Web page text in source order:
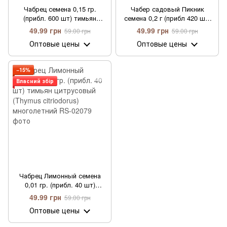
Чабрец семена 0,15 гр.
(прибл. 600 шт) тимьян
садовый обыкновенный
(Thymus vulgaris)
49.99 грн 59.00 грн
Оптовые цены
Чабер садовый Пикник
семена 0,2 г (прибл 420 шт)
(Satureja hortensis)
49.99 грн 59.00 грн
Оптовые цены
−15%
Власний збір
Чабрец Лимонный семена
0,01 гр. (прибл. 40 шт)
тимьян цитрусовый (Thymus
citriodorus) многолетний
49.99 грн 59.00 грн
Оптовые цены